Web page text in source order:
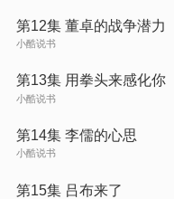
第12集 董卓的战争潜力
小酷说书
第13集 用拳头来感化你
小酷说书
第14集 李儒的心思
小酷说书
第15集 吕布来了